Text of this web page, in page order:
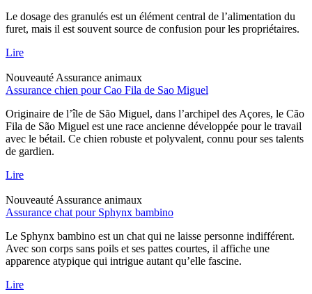
Le dosage des granulés est un élément central de l’alimentation du
furet, mais il est souvent source de confusion pour les propriétaires.
Lire
Nouveauté Assurance animaux
Assurance chien pour Cao Fila de Sao Miguel
Originaire de l’île de São Miguel, dans l’archipel des Açores, le Cão
Fila de São Miguel est une race ancienne développée pour le travail
avec le bétail. Ce chien robuste et polyvalent, connu pour ses talents
de gardien.
Lire
Nouveauté Assurance animaux
Assurance chat pour Sphynx bambino
Le Sphynx bambino est un chat qui ne laisse personne indifférent.
Avec son corps sans poils et ses pattes courtes, il affiche une
apparence atypique qui intrigue autant qu’elle fascine.
Lire